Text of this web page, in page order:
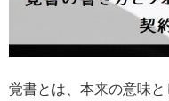
覚書とは、本来の意味